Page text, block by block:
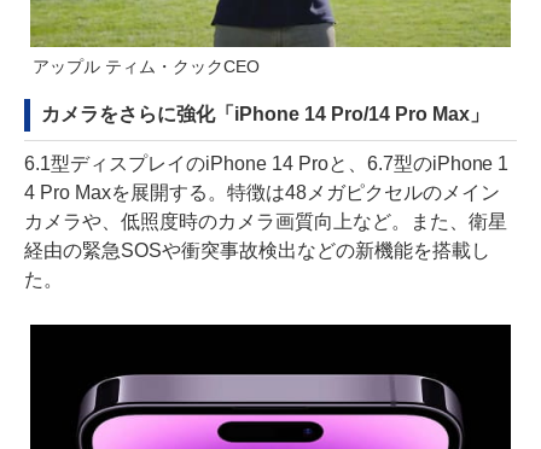
アップル ティム・クックCEO
カメラをさらに強化「iPhone 14 Pro/14 Pro Max」
6.1型ディスプレイのiPhone 14 Proと、6.7型のiPhone 1
4 Pro Maxを展開する。特徴は48メガピクセルのメイン
カメラや、低照度時のカメラ画質向上など。また、衛星
経由の緊急SOSや衝突事故検出などの新機能を搭載し
た。